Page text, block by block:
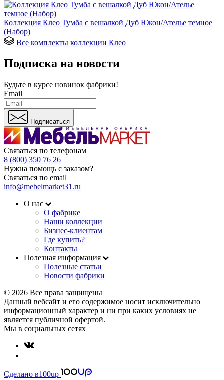
Коллекция Клео Тумба с вешалкой Дуб Юкон/Ателье темное
(Набор)
Все комплекты коллекции Клео
Подписка на новости
Будьте в курсе новинок фабрики!
Email
Подписаться
Связаться по телефонам
8 (800) 350 76 26
Нужна помощь с заказом?
Связаться по email
info@mebelmarket31.ru
О нас
О фабрике
Наши коллекции
Бизнес-клиентам
Где купить?
Контакты
Полезная информация
Полезные статьи
Новости фабрики
© 2026 Все права защищены
Данный вебсайт и его содержимое носит исключительно
информационный характер и ни при каких условиях не
является публичной офертой.
Мы в социальных сетях
Сделано в100up